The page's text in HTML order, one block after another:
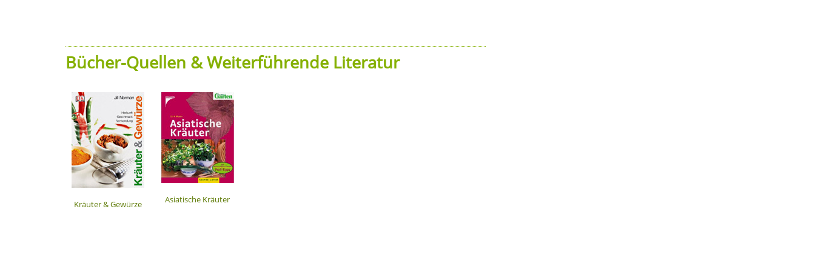
Bücher-Quellen & Weiterführende Literatur
Kräuter & Gewürze Asiatische Kräuter